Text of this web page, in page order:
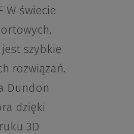
W świecie
szybkie
rozwiązań.
Dundon
dzięki
3D